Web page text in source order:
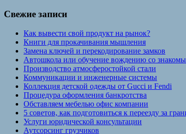
Свежие записи
Как вывести свой продукт на рынок?
Книги для прокачивания мышления
Замена ключей и перекодирование замков
Автошкола или обучение вождению со
Производство атмосферостойкой стали
Коммуникации и инженерные системы
Коллекция детской одежды от Gucci и Fendi
Процедура оформления банкротства
Обставляем мебелью офис компании
5 советов, как подготовиться к переезду за
Услуги юридической консультации
Аутсорсинг грузчиков